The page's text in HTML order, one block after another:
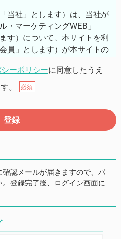
当社」とします）は、当社が
・マーケティングWEB」
す）について、本サイトを利
員」とします）が本サイトの
めます。
るサービスについて規定した
資信託もしくは各種の保険商
に該当していることを条件と
に同意したものとみなしま
の内容がある場合や本規約に
ーポリシーに同意したうえ
。 必須
認メールが届きますので、パ
登録完了後、ログイン画面に